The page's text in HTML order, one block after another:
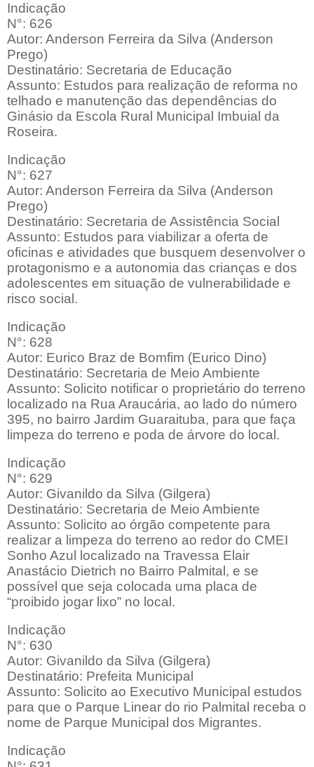
Indicação
N°: 626
Autor: Anderson Ferreira da Silva (Anderson
Prego)
Destinatário: Secretaria de Educação
Assunto: Estudos para realização de reforma no
telhado e manutenção das dependências do
Ginásio da Escola Rural Municipal Imbuial da
Roseira.
Indicação
N°: 627
Autor: Anderson Ferreira da Silva (Anderson
Prego)
Destinatário: Secretaria de Assistência Social
Assunto: Estudos para viabilizar a oferta de
oficinas e atividades que busquem desenvolver o
protagonismo e a autonomia das crianças e dos
adolescentes em situação de vulnerabilidade e
risco social.
Indicação
N°: 628
Autor: Eurico Braz de Bomfim (Eurico Dino)
Destinatário: Secretaria de Meio Ambiente
Assunto: Solicito notificar o proprietário do terreno
localizado na Rua Araucária, ao lado do número
395, no bairro Jardim Guaraituba, para que faça
limpeza do terreno e poda de árvore do local.
Indicação
N°: 629
Autor: Givanildo da Silva (Gilgera)
Destinatário: Secretaria de Meio Ambiente
Assunto: Solicito ao órgão competente para
realizar a limpeza do terreno ao redor do CMEI
Sonho Azul localizado na Travessa Elair
Anastácio Dietrich no Bairro Palmital, e se
possível que seja colocada uma placa de
“proibido jogar lixo” no local.
Indicação
N°: 630
Autor: Givanildo da Silva (Gilgera)
Destinatário: Prefeita Municipal
Assunto: Solicito ao Executivo Municipal estudos
para que o Parque Linear do rio Palmital receba o
nome de Parque Municipal dos Migrantes.
Indicação